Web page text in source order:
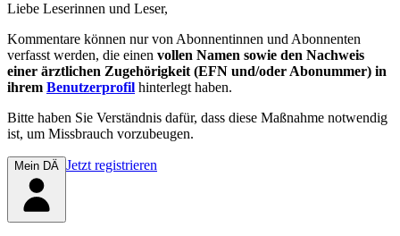
Liebe Leserinnen und Leser,
Kommentare können nur von Abonnentinnen und Abonnenten
verfasst werden, die einen vollen Namen sowie den Nachweis
einer ärztlichen Zugehörigkeit (EFN und/oder Abonummer) in
ihrem Benutzerprofil hinterlegt haben.
Bitte haben Sie Verständnis dafür, dass diese Maßnahme notwendig
ist, um Missbrauch vorzubeugen.
Mein DÄ Jetzt registrieren